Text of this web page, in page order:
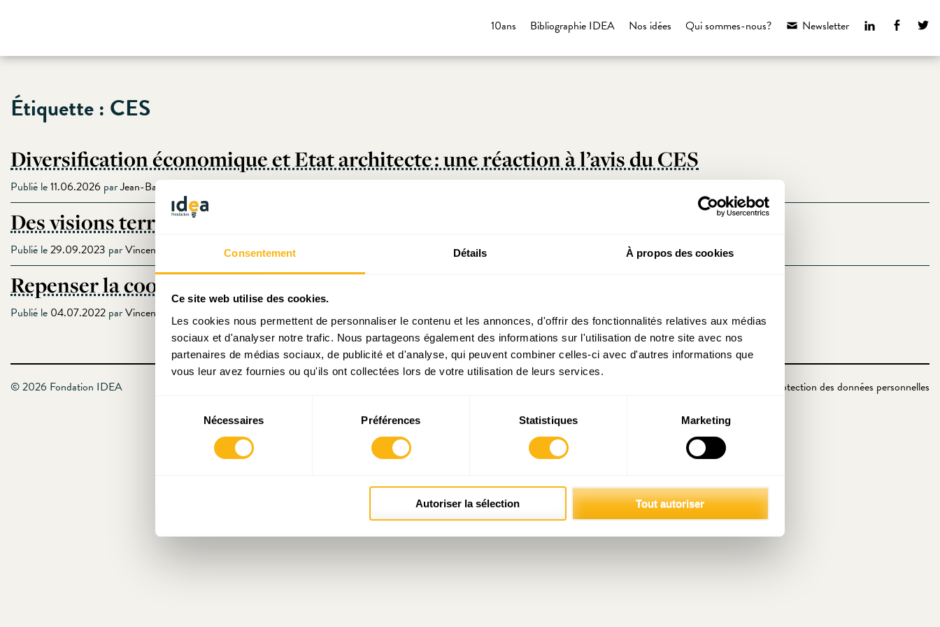
Consentement Détails À propos des cookies
Ce site web utilise des cookies.
Les cookies nous permettent de personnaliser le contenu et les annonces, d'offrir des fonctionnalités relatives aux médias
sociaux et d'analyser notre trafic. Nous partageons également des informations sur l'utilisation de notre site avec nos
partenaires de médias sociaux, de publicité et d'analyse, qui peuvent combiner celles-ci avec d'autres informations que
vous leur avez fournies ou qu'ils ont collectées lors de votre utilisation de leurs services.
consentement
Nécessaires Préférences Statistiques Marketing
Autoriser la sélection Tout autoriser
content
LinkedIn
Newsletter
Qui sommes-nous?
Nos idées
Bibliographie IDEA
10ans
Étiquette : CES
Diversification économique et Etat architecte : une réaction à l’avis du CES
Publié le11.06.2026 parJean-Baptiste Nivet
Des visions territoriales à concrétiser !
Publié le29.09.2023 parVincent Hein
Repenser la coopération transfrontalière
Publié le 04.07.2022 parVincent Hein
© 2026 Fondation IDEA Politique de protection des données personnelles